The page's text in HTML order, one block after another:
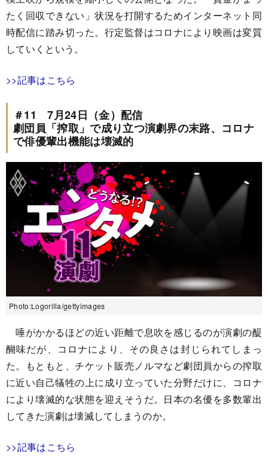
たく回収できない」状況を打開するためインターネット同
時配信に踏み切った。行定監督はコロナにより映画は変質
していくという。
>>記事はこちら
＃11 7月24日（金）配信
劇団員「搾取」で成り立つ演劇界の末路、コロナ
で俳優輩出機能は壊滅的
Photo:Logorilla/gettyimages
唾がかかるほどの近い距離で息吹を感じるのが演劇の醍
醐味だが、コロナにより、その良さは封じられてしまっ
た。もともと、チケット販売ノルマなど劇団員からの搾取
に近い自己犠牲の上に成り立っていた分野だけに、コロナ
により壊滅的な状態を迎えそうだ。日本の名優を多数輩出
してきた演劇は壊滅してしまうのか。
>>記事はこちら